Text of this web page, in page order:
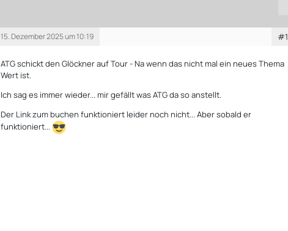
15. Dezember 2025 um 10:19 #1
ATG schickt den Glöckner auf Tour - Na wenn das nicht mal ein neues Thema
Wert ist.
Ich sag es immer wieder... mir gefällt was ATG da so anstellt.
Der Link zum buchen funktioniert leider noch nicht... Aber sobald er
funktioniert...